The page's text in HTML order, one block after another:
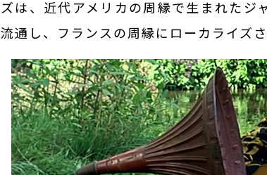
ズは、近代アメリカの周縁で生まれたジ
流通し、フランスの周縁にローカライズさ